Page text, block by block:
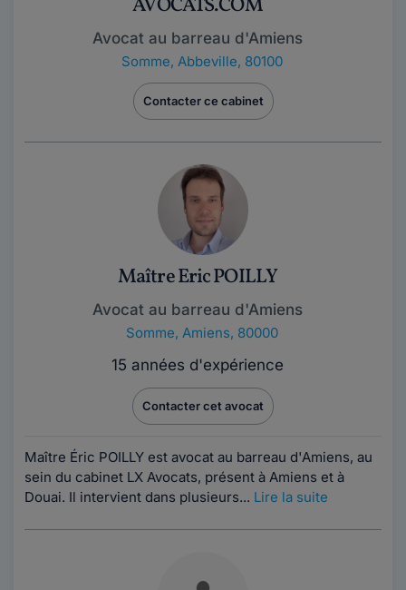
AVOCATS.COM
Avocat au barreau d'Amiens
Somme, Abbeville, 80100
Contacter ce cabinet
Maître Eric POILLY
Avocat au barreau d'Amiens
Somme, Amiens, 80000
15 années d'expérience
Contacter cet avocat
Maître Éric POILLY est avocat au barreau d'Amiens, au
sein du cabinet LX Avocats, présent à Amiens et à
Douai. Il intervient dans plusieurs... Lire la suite